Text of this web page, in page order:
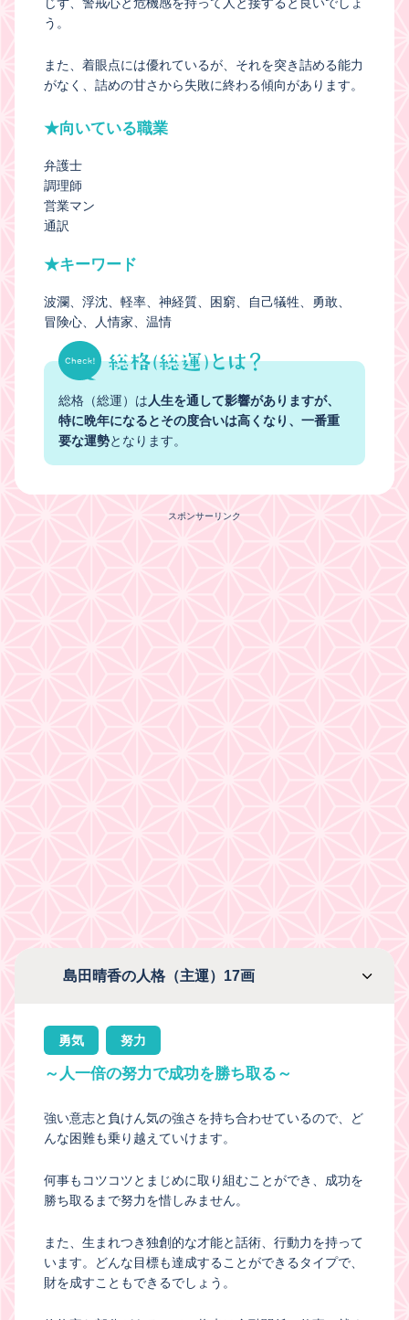
う。
また、着眼点には優れているが、それを突き詰める能力
がなく、詰めの甘さから失敗に終わる傾向があります。
★向いている職業
弁護士
調理師
営業マン
通訳
★キーワード
波瀾 浮沈 軽率 神経質 困窮 自己犠牲
勇敢
冒険心
人情家 温情
総格（総運）は人生を通して影響がありますが、
特に晩年になるとその度合いは高くなり、一番重
要な運勢となります。
スポンサーリンク
島田晴香の人格（主運）17画
勇気 努力
～人一倍の努力で成功を勝ち取る～
強い意志と負けん気の強さを持ち合わせているので、ど
んな困難も乗り越えていけます。
何事もコツコツとまじめに取り組むことができ、成功を
勝ち取るまで努力を惜しみません。
また、生まれつき独創的な才能と話術、行動力を持って
います。どんな目標も達成することができるタイプで、
財を成すこともできるでしょう。